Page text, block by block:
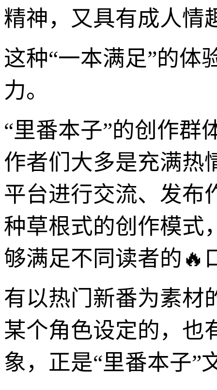
精神，又具有成人情
这种“一本满足”的体
力。
“里番本子”的创作群
作者们大多是充满热
平台进行交流、发布
种草根式的创作模式
够满足不同读者的🔥
有以热门新番为素材
某个角色设定的，也
象，正是“里番本子”